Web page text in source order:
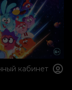
кабинет